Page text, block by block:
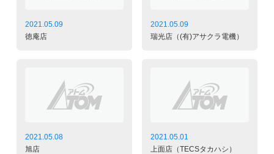
2021.05.09
徳庵店
2021.05.09
瑞光店（(有)アサクラ電機）
2021.05.08
旭店
2021.05.01
上面店（TECSタカハシ）